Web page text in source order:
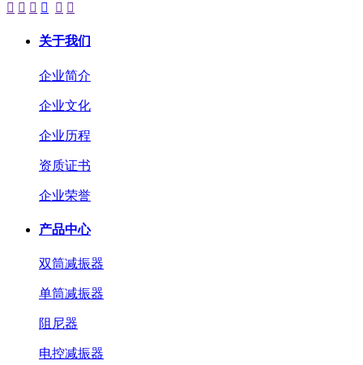
     
关于我们
企业简介
企业文化
企业历程
资质证书
企业荣誉
产品中心
双筒减振器
单筒减振器
阻尼器
电控减振器